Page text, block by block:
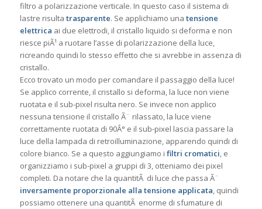
filtro a polarizzazione verticale. In questo caso il sistema di
lastre risulta trasparente. Se applichiamo una tensione
elettrica ai due elettrodi, il cristallo liquido si deforma e non
riesce piÃ¹ a ruotare l’asse di polarizzazione della luce,
ricreando quindi lo stesso effetto che si avrebbe in assenza di
cristallo.
Ecco trovato un modo per comandare il passaggio della luce!
Se applico corrente, il cristallo si deforma, la luce non viene
ruotata e il sub-pixel risulta nero. Se invece non applico
nessuna tensione il cristallo Ã¨ rilassato, la luce viene
correttamente ruotata di 90Â° e il sub-pixel lascia passare la
luce della lampada di retroilluminazione, apparendo quindi di
colore bianco. Se a questo aggiungiamo i filtri cromatici, e
organizziamo i sub-pixel a gruppi di 3, otteniamo dei pixel
completi. Da notare che la quantitÃ di luce che passa Ã¨
inversamente proporzionale alla tensione applicata, quindi
possiamo ottenere una quantitÃ enorme di sfumature di